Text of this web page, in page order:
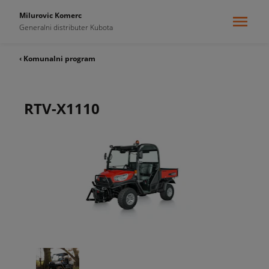
Milurovic Komerc
Generalni distributer Kubota
‹ Komunalni program
RTV-X1110